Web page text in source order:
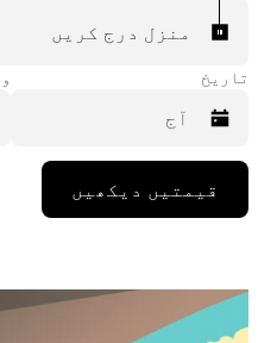
منزل درج کریں
تاریخ
Press
down
interact
with
قیمتیں دیکھیں